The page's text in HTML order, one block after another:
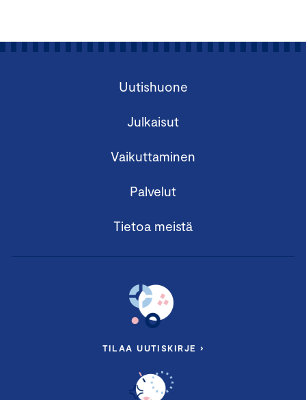
Uutishuone
Julkaisut
Vaikuttaminen
Palvelut
Tietoa meistä
TILAA UUTISKIRJE ›